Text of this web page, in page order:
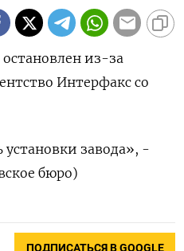
из-за
Интерфакс со
завода», -
бюро)
ПОДПИСАТЬСЯ В GOOGLE